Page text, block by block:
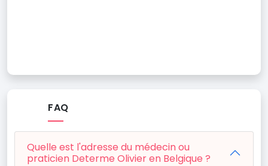
FAQ
Quelle est l'adresse du médecin ou
praticien Determe Olivier en Belgique ?